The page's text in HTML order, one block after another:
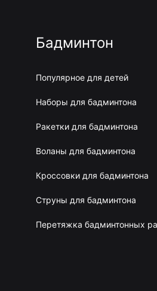
Бадминтон
Популярное для детей
Наборы для бадминтона
Ракетки для бадминтона
Воланы для бадминтона
Кроссовки для бадминтона
Струны для бадминтона
Перетяжка бадминтонных